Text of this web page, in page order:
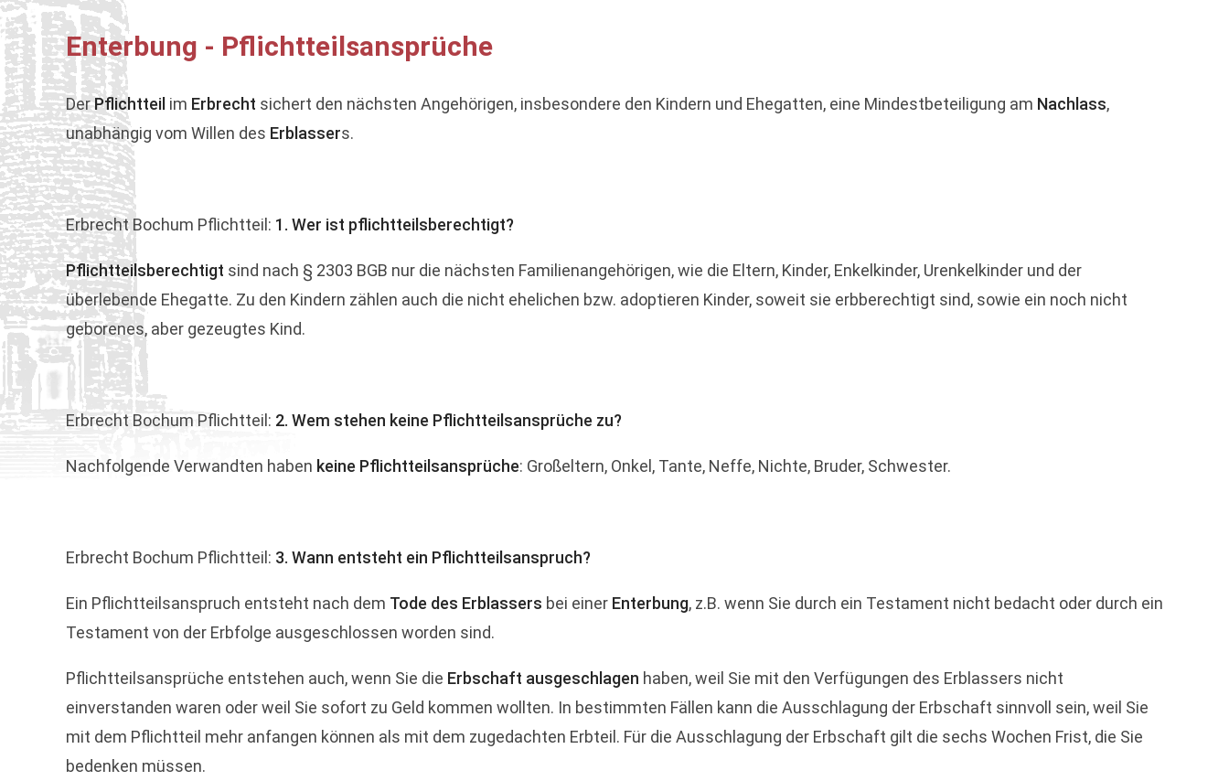
Enterbung - Pflichtteilsansprüche
DerPflichtteil im Erbrecht sichert den nächsten Angehörigen, insbesondere den Kindern und Ehegatten, eine Mindestbeteiligung am Nachlass,
unabhängig vom Willen des Erblassers.
Erbrecht Bochum Pflichtteil: 1. Wer ist pflichtteilsberechtigt?
Pflichtteilsberechtigt sind nach § 2303 BGB nur die nächsten Familienangehörigen, wie die Eltern, Kinder, Enkelkinder, Urenkelkinder und der
überlebende Ehegatte. Zu den Kindern zählen auch die nicht ehelichen bzw. adoptieren Kinder, soweit sie erbberechtigt sind, sowie ein noch nicht
geborenes, aber gezeugtes Kind.
Erbrecht Bochum Pflichtteil: 2. Wem stehen keine Pflichtteilsansprüche zu?
Nachfolgende Verwandten haben keine Pflichtteilsansprüche: Großeltern, Onkel, Tante, Neffe, Nichte, Bruder, Schwester.
Erbrecht Bochum Pflichtteil: 3. Wann entsteht ein Pflichtteilsanspruch?
Ein Pflichtteilsanspruch entsteht nach dem Tode des Erblassers bei einer Enterbung, z.B. wenn Sie durch ein Testament nicht bedacht oder durch ein
Testament von der Erbfolge ausgeschlossen worden sind.
Pflichtteilsansprüche entstehen auch, wenn Sie die Erbschaft ausgeschlagen haben, weil Sie mit den Verfügungen des Erblassers nicht
einverstanden waren oder weil Sie sofort zu Geld kommen wollten. In bestimmten Fällen kann die Ausschlagung der Erbschaft sinnvoll sein, weil Sie
mit dem Pflichtteil mehr anfangen können als mit dem zugedachten Erbteil. Für die Ausschlagung der Erbschaft gilt die sechs Wochen Frist, die Sie
bedenken müssen.